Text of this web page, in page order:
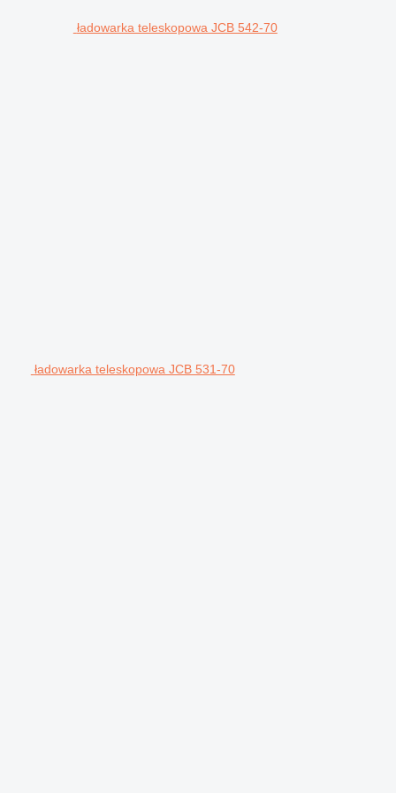
ładowarka teleskopowa JCB 542-70
ładowarka teleskopowa JCB 531-70